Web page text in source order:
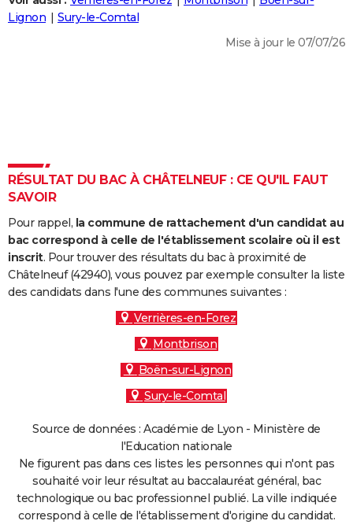
Destinations
City break
Voyage nature
Voyage de noces
Forum
Climat
+
PHOTO
Dictionnaire
Biographies
Citations
Expressions
Proverbes
PROGRAMME TV
S'inscrire
Se connecter
Lycées
Collèges
Primaires
Universités
Entreprises
Service militaire
Avis de recherche
AVIS DE DÉCÈS
FORUM
Lignon
Sury-le-Comtal
Mise à jour le 07/07/26
RÉSULTAT DU BAC À CHÂTELNEUF : CE QU'IL FAUT
SAVOIR
Pour rappel, la commune de rattachement d'un candidat au
bac correspond à celle de l'établissement scolaire où il est
inscrit. Pour trouver des résultats du bac à proximité de
Châtelneuf (42940), vous pouvez par exemple consulter la liste
des candidats dans l'une des communes suivantes :
Verrières-en-Forez
Montbrison
Boën-sur-Lignon
Sury-le-Comtal
Source de données : Académie de Lyon - Ministère de
l'Education nationale
Ne figurent pas dans ces listes les personnes qui n'ont pas
souhaité voir leur résultat au baccalauréat général, bac
technologique ou bac professionnel publié. La ville indiquée
correspond à celle de l'établissement d'origine du candidat.